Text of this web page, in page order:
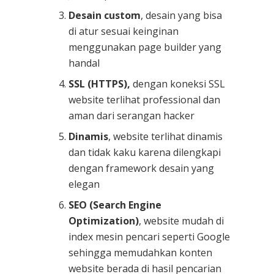
Desain custom, desain yang bisa
di atur sesuai keinginan
menggunakan page builder yang
handal
SSL (HTTPS), dengan koneksi SSL
website terlihat professional dan
aman dari serangan hacker
Dinamis, website terlihat dinamis
dan tidak kaku karena dilengkapi
dengan framework desain yang
elegan
SEO (Search Engine
Optimization), website mudah di
index mesin pencari seperti Google
sehingga memudahkan konten
website berada di hasil pencarian